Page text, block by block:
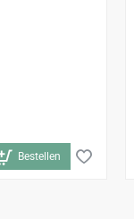
Bestellen